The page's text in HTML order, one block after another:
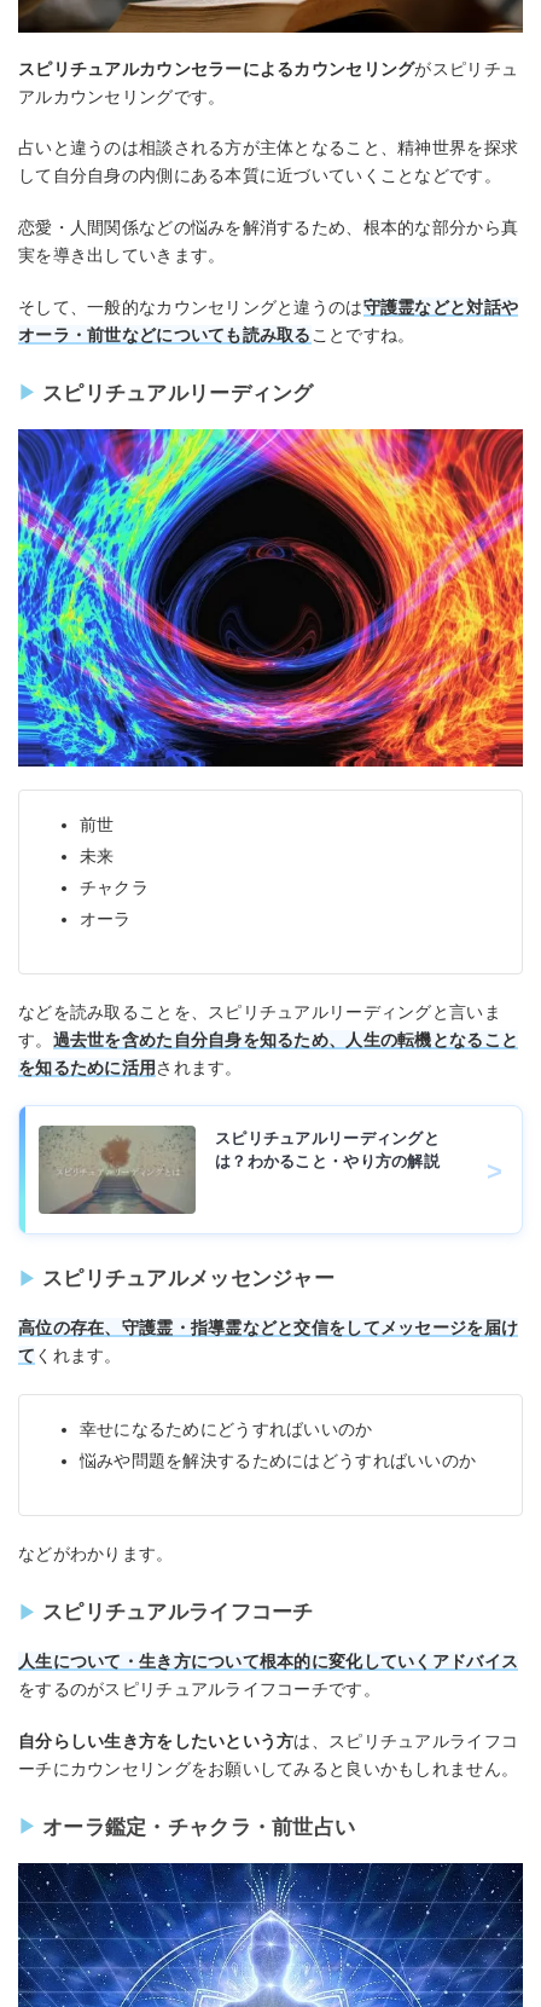
スピリチュアルカウンセラーによるカウンセリングがスピリチュ
アルカウンセリングです。
占いと違うのは相談される方が主体となること、精神世界を探求
して自分自身の内側にある本質に近づいていくことなどです。
恋愛・人間関係などの悩みを解消するため、根本的な部分から真
実を導き出していきます。
そして、一般的なカウンセリングと違うのは守護霊などと対話や
オーラ・前世などについても読み取る ことですね。
スピリチュアルリーディング
前世
未来
チャクラ
オーラ
などを読み取ることを、スピリチュアルリーディングと言いま
す。 過去世を含めた自分自身を知るため、人生の転機となること
を知るために活用されます。
スピリチュアルリーディングと
は？わかること・やり方の解説
スピリチュアルメッセンジャー
高位の存在、守護霊・指導霊などと交信をしてメッセージを届け
て くれます。
幸せになるためにどうすればいいのか
悩みや問題を解決するためにはどうすればいいのか
などがわかります。
スピリチュアルライフコーチ
人生について・生き方について根本的に変化していくアドバイス
をするのがスピリチュアルライフコーチです。
自分らしい生き方をしたいという方は、スピリチュアルライフコ
ーチにカウンセリングをお願いしてみると良いかもしれません。
オーラ鑑定・チャクラ・前世占い